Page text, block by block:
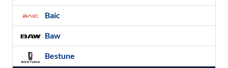
Baic
Baw
Bestune